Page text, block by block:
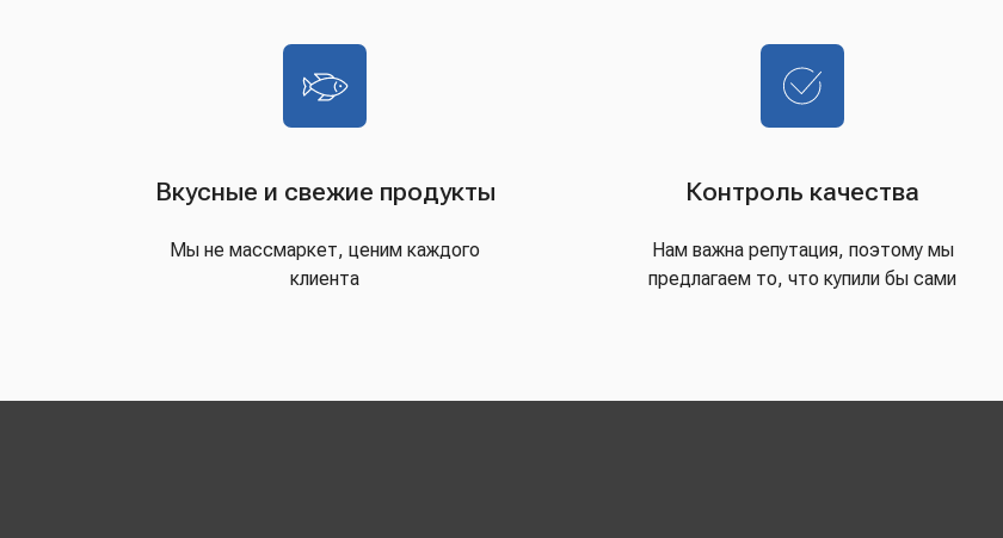
Вкусные и свежие продукты
Мы не массмаркет, ценим каждого
клиента
Контроль качества
Нам важна репутация, поэтому мы
предлагаем то, что купили бы сами